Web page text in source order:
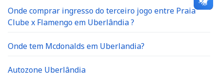
Onde comprar ingresso do terceiro jogo entre Praia
Clube x Flamengo em Uberlândia ?
Onde tem Mcdonalds em Uberlandia?
Autozone Uberlândia